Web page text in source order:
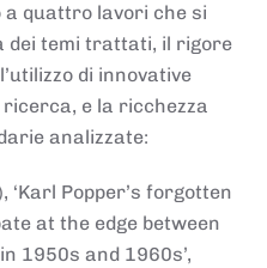
a quattro lavori che si
dei temi trattati, il rigore
di innovative
e la ricchezza
analizzate:
‘Karl Popper’s forgotten
at the edge between
1950s and 1960s’,